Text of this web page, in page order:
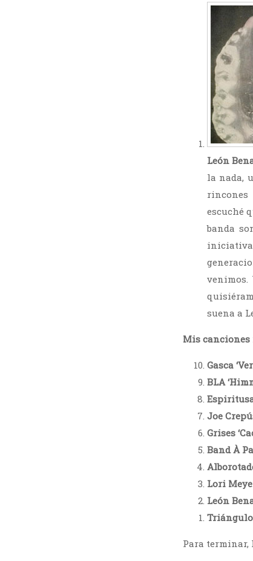
León
la nada,
rincones
escuché
banda
suena a
Mis canciones
Gasca
BLA
Joe
Grises
Band À
Lori
León
Triángulo
Para terminar,